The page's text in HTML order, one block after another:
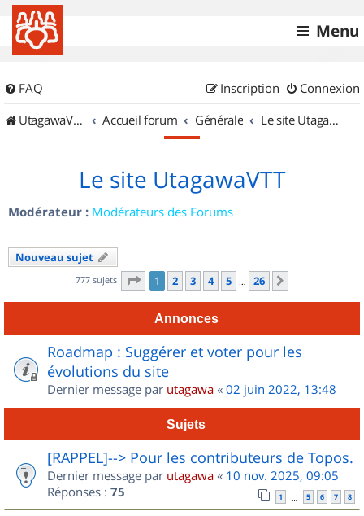
Menu
FAQ Connexion
Inscription
UtagawaVTT (Randos VTT et VTTAE avec traces GPS)
Accueil forum Générale Le site UtagawaVTT
Le site UtagawaVTT
Modérateur : Modérateurs des Forums
Nouveau sujet
777 sujets Page 1sur
1 2 3 4 5 … 26
Annonces
Roadmap : Suggérer et voter pour les
évolutions du site
Dernier message par utagawa « 02 juin 2022, 13:48
Sujets
[RAPPEL]--> Pour les contributeurs de Topos.
Dernier message par utagawa « 10 nov. 2025, 09:05
Réponses : 75 1 … 5 6 7 8